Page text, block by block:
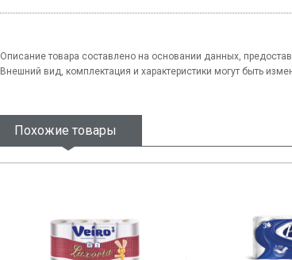
Описание товара составлено на основании данных,
Внешний вид, комплектация и характеристики могут быть
Похожие товары